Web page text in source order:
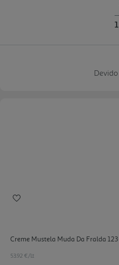
Creme Mustela Muda Da Fralda
53.92 €/Lt